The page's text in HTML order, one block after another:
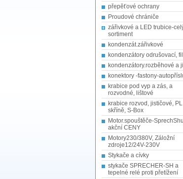
přepěťové ochrany
Proudové chrániče
zářivkové a LED trubice-
sortiment
kondenzát.zářivkové
kondenzátory odrušovací,
kondenzátory.rozběhové a
konektory -fastony-
krabice pod vyp a zás, a
rozvodné, lištové
krabice rozvod, jističové, PL
skříně, S-Box
Motor.spouštěče-
akční CENY
Motory230/380V, Záložní
zdroje12/24V-230V
Stykače a cívky
stykače SPRECHER-SH a
tepelné relé proti přetížení